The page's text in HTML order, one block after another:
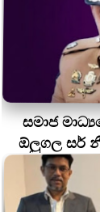
සමාජ
ඕලුගල සර්